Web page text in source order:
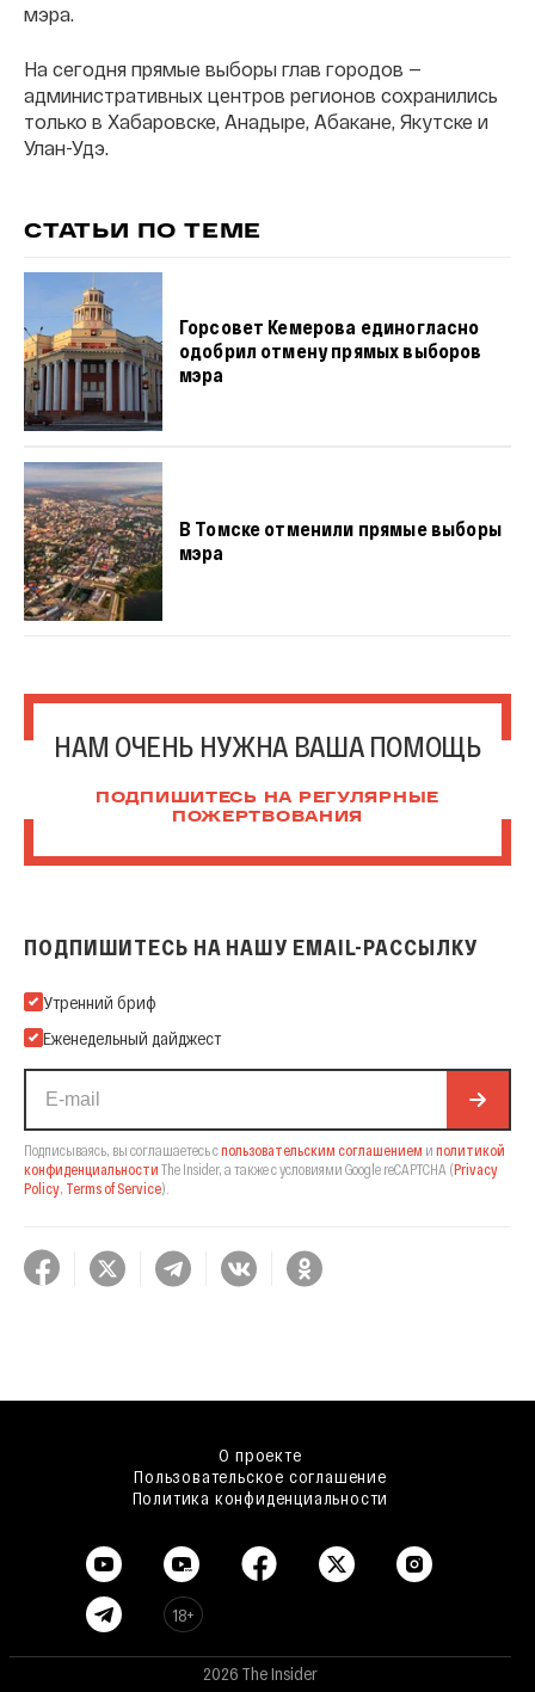
мэра.
На сегодня прямые выборы глав городов —
административных центров регионов сохранились
только в Хабаровске, Анадыре, Абакане, Якутске и
Улан-Удэ.
СТАТЬИ ПО ТЕМЕ
Горсовет Кемерова единогласно
одобрил отмену прямых выборов
мэра
В Томске отменили прямые выборы
мэра
НАМ ОЧЕНЬ НУЖНА ВАША ПОМОЩЬ
ПОДПИШИТЕСЬ НА РЕГУЛЯРНЫЕ
ПОЖЕРТВОВАНИЯ
ПОДПИШИТЕСЬ НА НАШУ EMAIL-РАССЫЛКУ
Подпишитесь на нашу Email-рассылку
Утренний бриф
Еженедельный дайджест
Подписываясь, вы соглашаетесь спользовательским соглашением и политикой
конфиденциальности The Insider, а также с условиями Google reCAPTCHA (Privacy
Policy Terms of Service).
О проекте
Пользовательское соглашение
Политика конфиденциальности
18+
2026 The Insider